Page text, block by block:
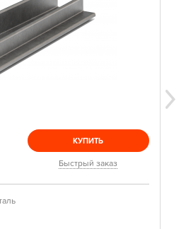
КУПИТЬ
Быстрый заказ